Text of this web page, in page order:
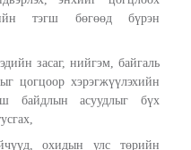
тэгш бөгөөд бүрэн
засаг, нийгэм, байгаль
цогцоор хэрэгжүүлэхийн
байдлын асуудлыг бүх
охидын улс төрийн